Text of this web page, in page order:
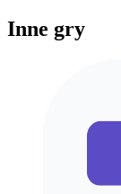
Inne gry